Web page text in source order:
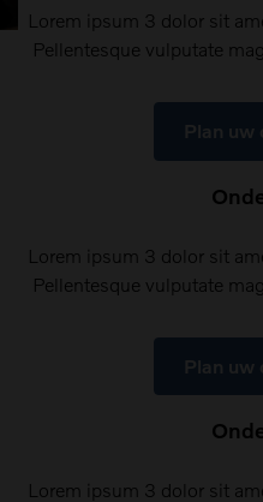
Lorem ipsum 3 dolor sit
Pellentesque vulputate
Plan uw
Lorem ipsum 3 dolor sit
Pellentesque vulputate
Plan uw
Lorem ipsum 3 dolor sit